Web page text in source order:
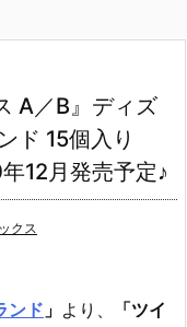
A／B』ディズ
ド 15個入り
12月発売予定♪
クス
ンド 」 より、
「ツイ